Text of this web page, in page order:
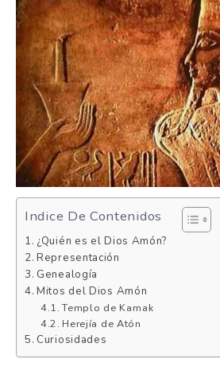
Indice De Contenidos
¿Quién es el Dios Amón?
Representación
Genealogía
Mitos del Dios Amón
Templo de Karnak
Herejía de Atón
Curiosidades